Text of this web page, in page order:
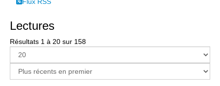
Lectures
Résultats 1 à 20 sur 158